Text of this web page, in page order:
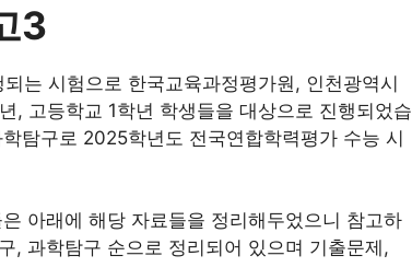
3
는 시험으로 한국교육과정평가원, 인천광역시
, 고등학교 1학년 학생들을 대상으로 진행되었습
탐구로 2025학년도 전국연합학력평가 수능 시
아래에 해당 자료들을 정리해두었으니 참고하
, 과학탐구 순으로 정리되어 있으며 기출문제,